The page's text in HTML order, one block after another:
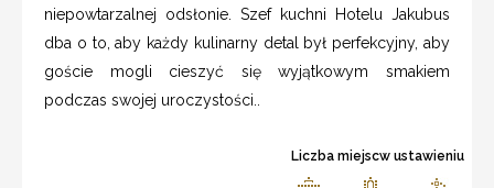
niepowtarzalnej odsłonie. Szef kuchni Hotelu Jakubus
dba o to, aby każdy kulinarny detal był perfekcyjny, aby
goście mogli cieszyć się wyjątkowym smakiem
podczas swojej uroczystości..
Liczba miejscw ustawieniu